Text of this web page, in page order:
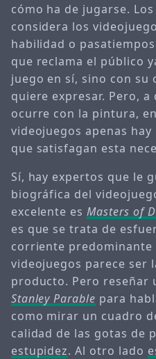
cómo ha de jugarse.
considera los
habilidad o
que reclama el público
juego en sí, sino con su
quiere expresar. Pero,
ocurre con la pintura,
videojuegos apenas
que satisfagan esta
Sí, hay expertos que le
biográfica del
excelente esMasters of
es que se trata de
corriente predominante
videojuegos parece ser
producto. Pero reseñar
Stanley Parable para
como mirar un cuadro
calidad de las gotas de
estupidez. Al otro lado